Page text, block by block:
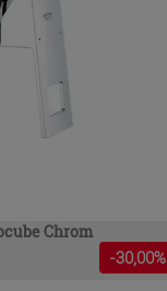
Chrom
-30,00%